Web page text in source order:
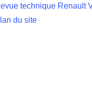
technique Renault
du site